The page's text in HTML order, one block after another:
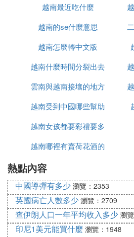
：城市內打車或摩托車租
行程時長影響預算
短途游（5-7天）：預算約3000-
2個城市（如河內、峴港）。
深度游（10-15天）：預算約
北越（下龍灣）、中越（會安
等多地。
節省開支的小貼士
選擇淡季（5-9月）出行，機票
多用公共交通（如Grab打車、
車。
嘗試本地夜市和小吃，性價比
4.其他常見問題
越南最近吃什麼
越南的se什麼意思
越南怎麼轉中文版
越南什麼時間分裂出去
的
雲南與越南接壤的地方
有哪些
越南受到中國哪些幫助
越南女孩都要彩禮要多
少錢
越南哪裡有賣荷花酒的
熱點內容
中國導彈有多少 瀏覽：2353
英國病亡人數多少 瀏覽：2709
查伊朗人口一年平均收入多少 瀏
印尼1美元能買什麼 瀏覽：1948